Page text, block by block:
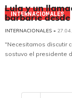
INTERNACIONALES
Lula y un
barbarie
INTERNACIONALES •
"Necesitamos discutir
sostuvo el presidente